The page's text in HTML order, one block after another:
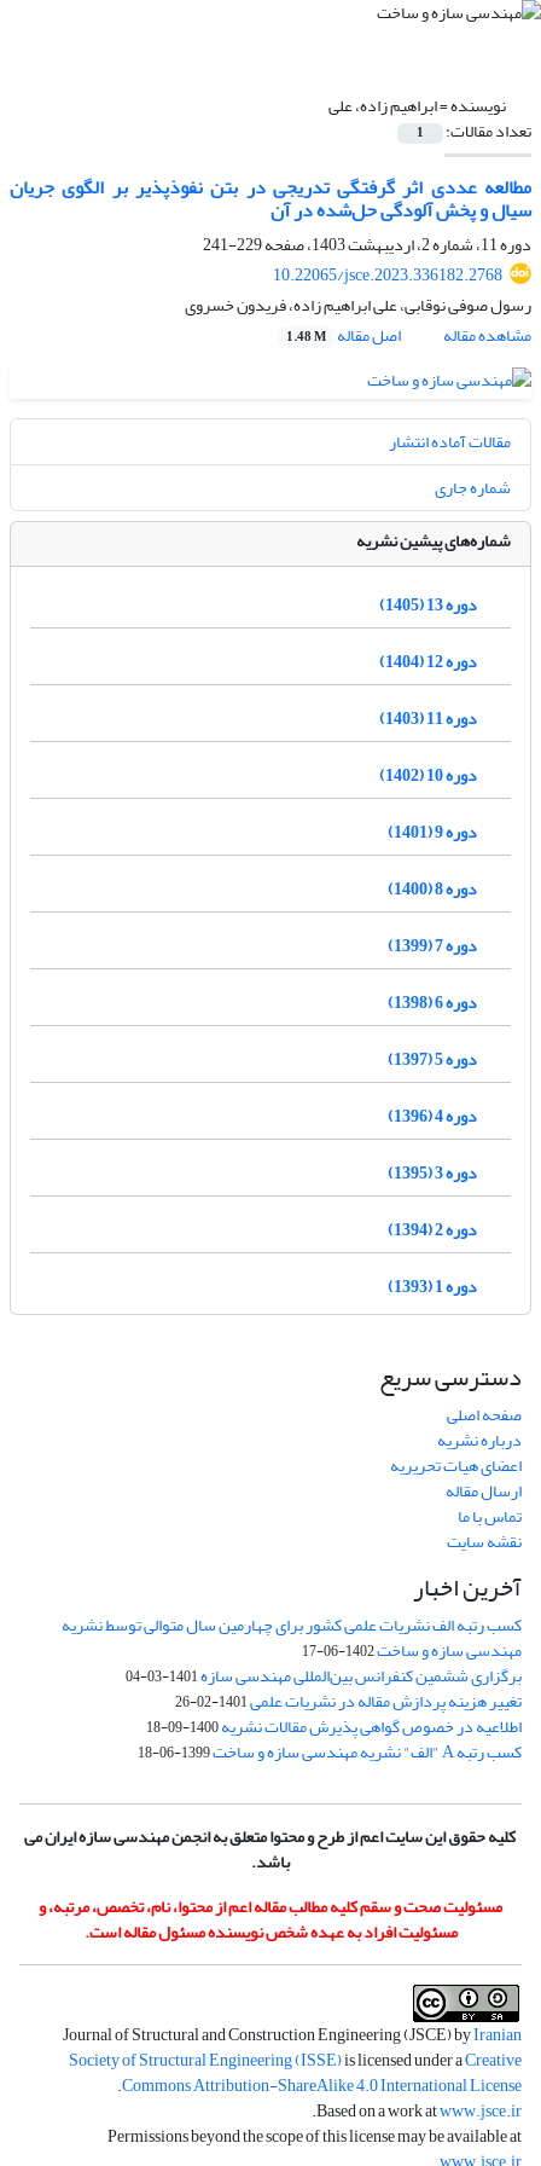
نویسنده =ابراهیم زاده، علی
تعداد مقالات: 1
مطالعه عددی اثر گرفتگی تدریجی در بتن نفوذپذیر بر الگوی جریان
سیال و پخش آلودگی حل‌شده در آن
دوره 11، شماره 2، اردیبهشت 1403، صفحه
229-241
10.22065/jsce.2023.336182.2768
رسول صوفی نوقابی، علی ابراهیم زاده، فریدون خسروی
مشاهده مقاله
اصل مقاله 1.48 M
مقالات آماده انتشار
شماره جاری
شماره‌های پیشین نشریه
دوره 13 (1405)
دوره 12 (1404)
دوره 11 (1403)
دوره 10 (1402)
دوره 9 (1401)
دوره 8 (1400)
دوره 7 (1399)
دوره 6 (1398)
دوره 5 (1397)
دوره 4 (1396)
دوره 3 (1395)
دوره 2 (1394)
دوره 1 (1393)
دسترسی سریع
صفحه اصلی
درباره نشریه
اعضای هیات تحریریه
ارسال مقاله
تماس با ما
نقشه سایت
آخرین اخبار
کسب رتبه الف نشریات علمی کشور برای چهارمین سال متوالی توسط نشریه
مهندسی سازه و ساخت1402-06-17
برگزاری ششمین کنفرانس بین‌المللی مهندسی سازه1401-03-04
تغییر هزینه پردازش مقاله در نشریات علمی1401-02-26
اطلاعیه در خصوص گواهی پذیرش مقالات نشریه1400-09-18
کسب رتبه A "الف" نشریه مهندسی سازه و ساخت 1399-06-18
کلیه حقوق این سایت اعم از طرح و محتوا متعلق به انجمن مهندسی سازه ایران می
باشد.
مسئولیت صحت و سقم کلیه مطالب مقاله اعم از محتوا، نام، تخصص، مرتبه، و
مسئولیت افراد به عهده شخص نویسنده مسئول مقاله است.
Journal of Structural and Construction Engineering (JSCE) byIranian
Society of Structural Engineering (ISSE)is licensed under aCreative
Commons Attribution-ShareAlike 4.0 International License
.
Based on a work atwww.jsce.ir
.
Permissions beyond the scope of this license may be available at